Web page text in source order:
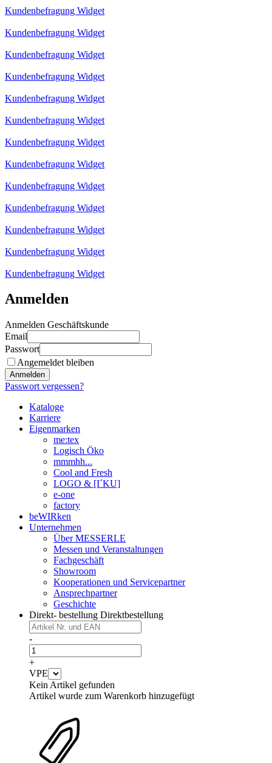
Kundenbefragung Widget
Kundenbefragung Widget
Kundenbefragung Widget
Kundenbefragung Widget
Kundenbefragung Widget
Kundenbefragung Widget
Kundenbefragung Widget
Kundenbefragung Widget
Kundenbefragung Widget
Kundenbefragung Widget
Kundenbefragung Widget
Kundenbefragung Widget
Kundenbefragung Widget
Anmelden
Anmelden Geschäftskunde
Email
Passwort
Angemeldet bleiben
Anmelden
Passwort vergessen?
Kataloge
Karriere
Eigenmarken
me:tex
Logisch Öko
mmmhh...
Cool and Fresh
LOGO & [I´KU]
e-one
factory
beWIRken
Unternehmen
Über MESSERLE
Messen und Veranstaltungen
Fachgeschäft
Showroom
Kooperationen und Servicepartner
Ansprechpartner
Geschichte
Direkt- bestellung Direktbestellung
-
+
VPE
Kein Artikel gefunden
Artikel wurde zum Warenkorb hinzugefügt